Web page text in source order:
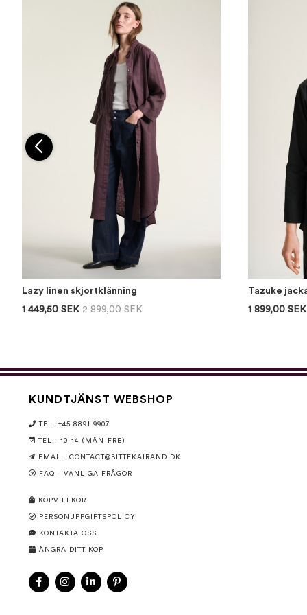
Lazy linen skjortklänning
1 449,50 SEK 2 899,00 SEK
Tazuke
1 899,00 SEK
KUNDTJÄNST WEBSHOP
TEL: +45 8891 9907
TEL.: 10-14 (MÅN-FRE)
EMAIL: CONTACT@BITTEKAIRAND.DK
FAQ - VANLIGA FRÅGOR
KÖPVILLKOR
PERSONUPPGIFTSPOLICY
KONTAKTA OSS
ÅNGRA DITT KÖP